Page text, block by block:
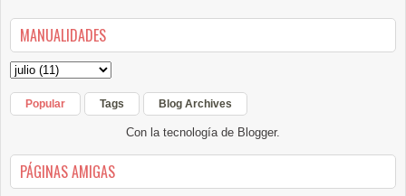
MANUALIDADES
Popular Tags Blog Archives
Con la tecnología de Blogger.
PÁGINAS AMIGAS